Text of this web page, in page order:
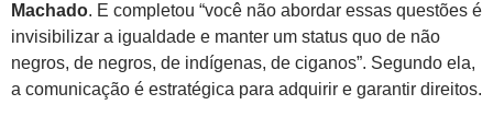
Machado. E completou “você não abordar essas questões é
invisibilizar a igualdade e manter um status quo de não
negros, de negros, de indígenas, de ciganos”. Segundo ela,
a comunicação é estratégica para adquirir e garantir direitos.